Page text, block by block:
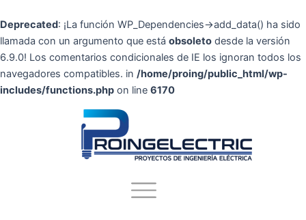
Deprecated: ¡La función WP_Dependencies->add_data() ha sido
llamada con un argumento que está obsoleto desde la versión
6.9.0! Los comentarios condicionales de IE los ignoran todos los
navegadores compatibles. in /home/proing/public_html/wp-
includes/functions.php on line 6170